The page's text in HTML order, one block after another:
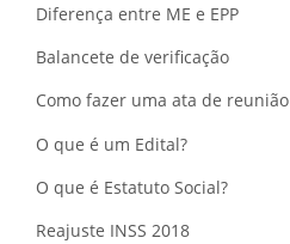
Diferença entre ME e EPP
Balancete de verificação
Como fazer uma ata de reunião
O que é um Edital?
O que é Estatuto Social?
Reajuste INSS 2018